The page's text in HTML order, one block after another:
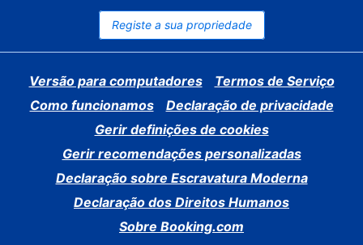
Registe a sua propriedade
Versão para computadores
Termos de Serviço
Como funcionamos
Declaração de privacidade
Gerir definições de cookies
Gerir recomendações personalizadas
Declaração sobre Escravatura Moderna
Declaração dos Direitos Humanos
Sobre Booking.com